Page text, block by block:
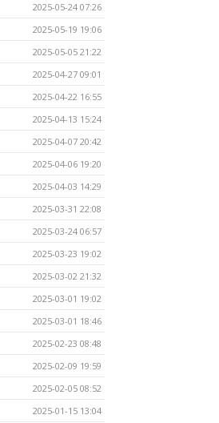
2025-05-24 07:26
2025-05-19 19:06
2025-05-05 21:22
2025-04-27 09:01
2025-04-22 16:55
2025-04-13 15:24
2025-04-07 20:42
2025-04-06 19:20
2025-04-03 14:29
2025-03-31 22:08
2025-03-24 06:57
2025-03-23 19:02
2025-03-02 21:32
2025-03-01 19:02
2025-03-01 18:46
2025-02-23 08:48
2025-02-09 19:59
2025-02-05 08:52
2025-01-15 13:04